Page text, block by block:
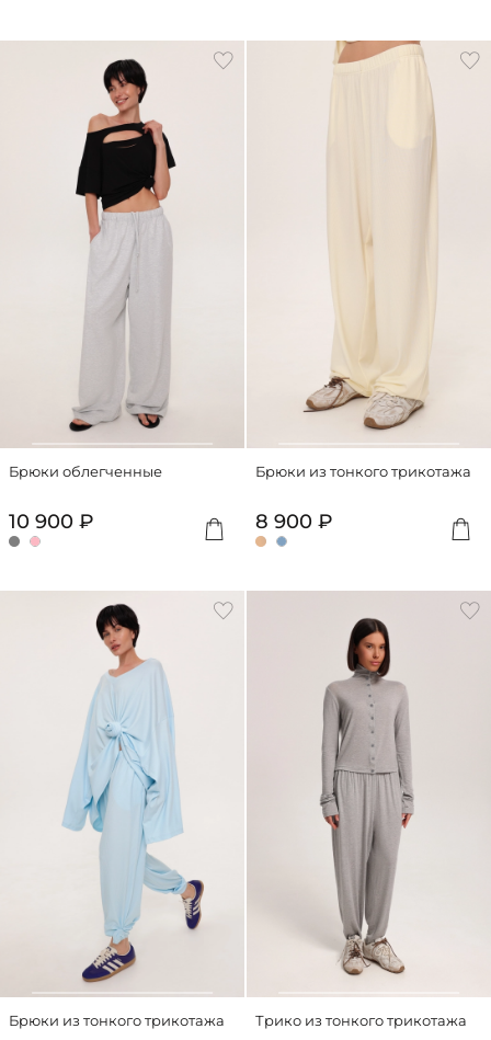
Брюки облегченные
10 900 ₽
Брюки из тонкого трикотажа
8 900 ₽
Брюки из тонкого трикотажа Трико из тонкого трикотажа
ЗАРЕГИСТРИРОВАТЬСЯ